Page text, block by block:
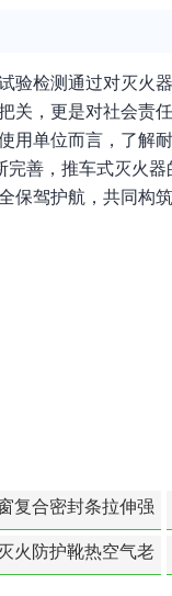
验检测通过对灭火
，更是对社会责任
用单位而言，了解
善，推车式灭火
驾护航，共同构
复合密封条拉伸强
质塑料材料检测
火防护靴热空气老